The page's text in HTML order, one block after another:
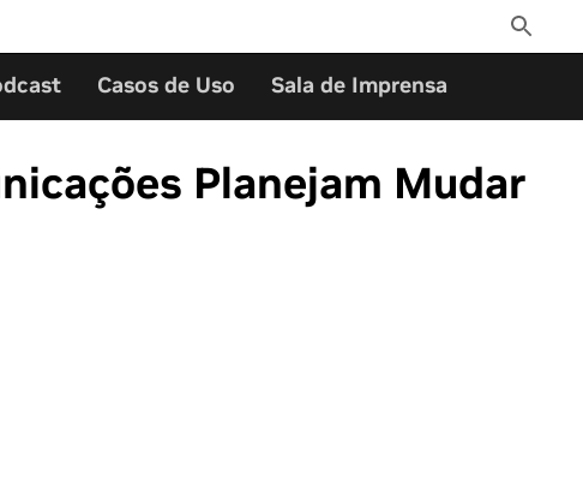
Toggle
Search
Casos de Uso Sala de Imprensa
Planejam Mudar